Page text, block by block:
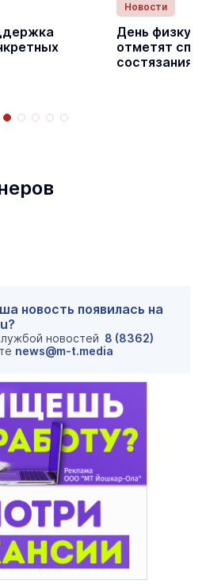
Новости
День
отметят
новость появилась на
новостей 8 (8362)
news@m-t.media